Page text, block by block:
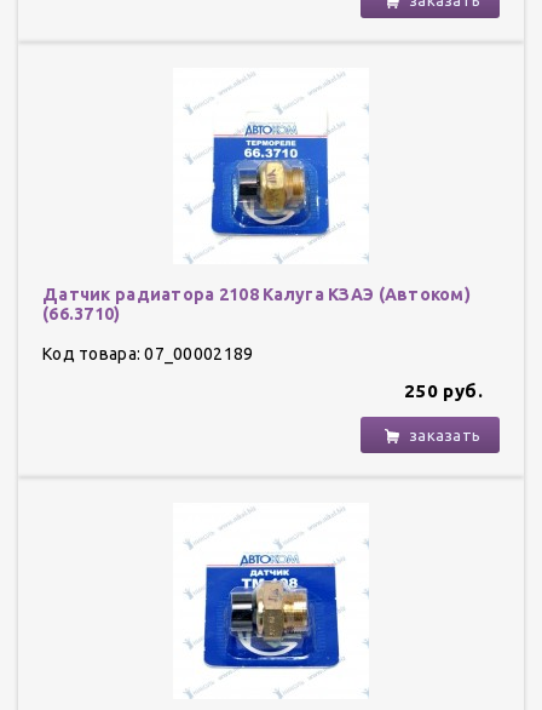
Датчик радиатора 2108 Калуга КЗАЭ (Автоком)
(66.3710)
Код товара: 07_00002189
250 руб.
заказать